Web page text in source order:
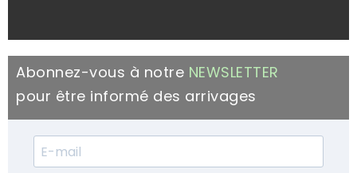
Abonnez-vous à notre NEWSLETTER
pour être informé des arrivages